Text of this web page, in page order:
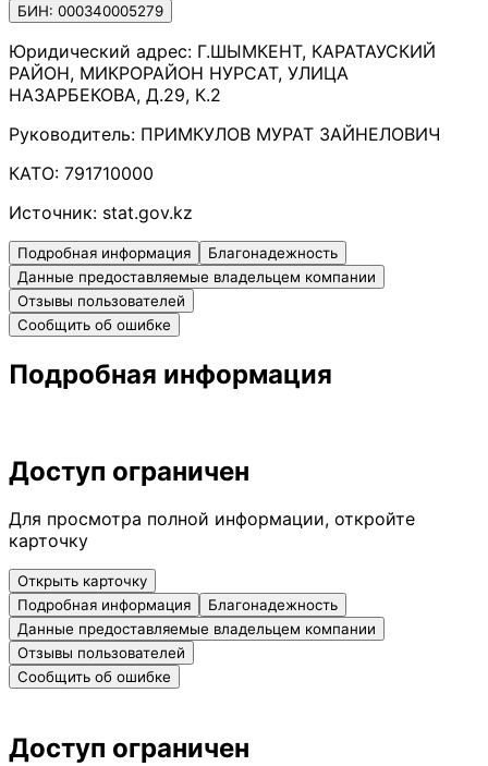
БИН: 000340005279
Юридический адрес: Г.ШЫМКЕНТ, КАРАТАУСКИЙ
РАЙОН, МИКРОРАЙОН НУРСАТ, УЛИЦА
НАЗАРБЕКОВА, Д.29, К.2
Руководитель: ПРИМКУЛОВ МУРАТ ЗАЙНЕЛОВИЧ
КАТО: 791710000
Источник: stat.gov.kz
Подробная информация
Благонадежность
Данные предоставляемые владельцем компании
Отзывы пользователей
Сообщить об ошибке
Подробная информация
Доступ ограничен
Для просмотра полной информации, откройте
карточку
Открыть карточку
Подробная информация
Благонадежность
Данные предоставляемые владельцем компании
Отзывы пользователей
Сообщить об ошибке
Доступ ограничен